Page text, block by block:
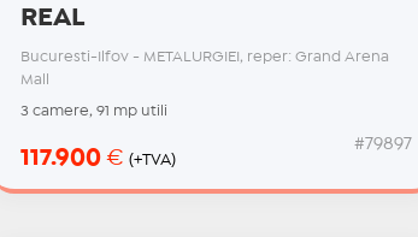
REAL
Bucuresti-Ilfov - METALURGIEI, reper: Grand Arena
Mall
3 camere, 91 mp utili
117.900€ (+TVA)
#79897